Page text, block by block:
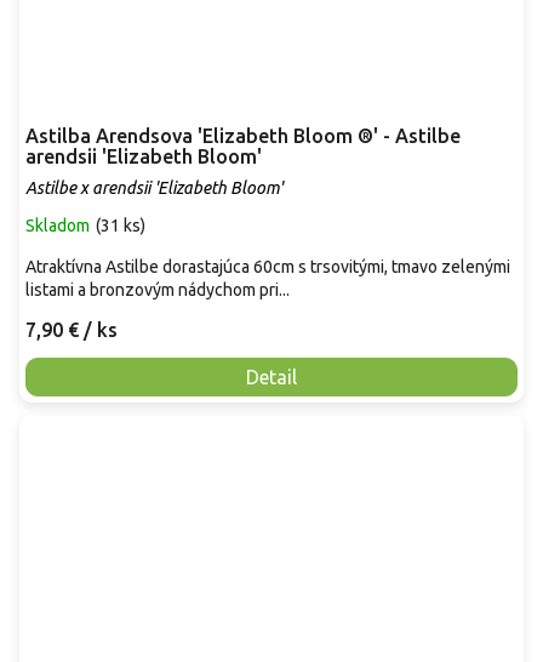
Astilba Arendsova 'Elizabeth Bloom ®' - Astilbe
arendsii 'Elizabeth Bloom'
Astilbe x arendsii 'Elizabeth Bloom'
Skladom (31 ks)
7,90 € / ks
Detail
Atraktívna Astilbe dorastajúca 60cm s trsovitými, tmavo zelenými
listami a bronzovým nádychom pri...